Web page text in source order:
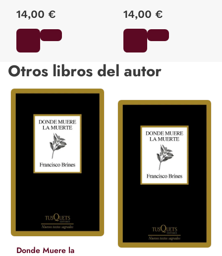
14,00 € 14,00 €
Otros libros del autor
Donde Muere la